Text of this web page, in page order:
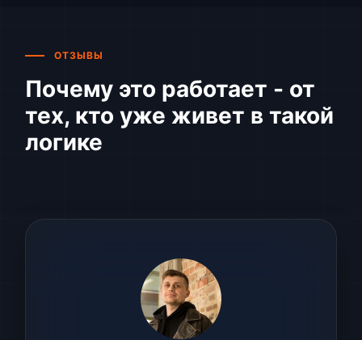
ОТЗЫВЫ
Почему это работает - от
тех, кто уже живет в такой
логике